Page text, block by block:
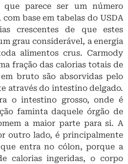
que parece ser um número
base em tabelas do USDA
crescentes de que estes
grau considerável, a energia
alimentos crus. Carmody
fração das calorias totais de
bruto são absorvidas pelo
através do intestino delgado.
o intestino grosso, onde é
faminta daquele órgão de
a maior parte para si. A
outro lado, é principalmente
entra no cólon, porque a
calorias ingeridas, o corpo